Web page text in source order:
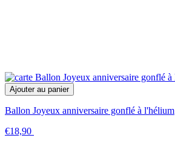
Ajouter au panier
Ballon Joyeux anniversaire gonflé à l'hélium
€18,90